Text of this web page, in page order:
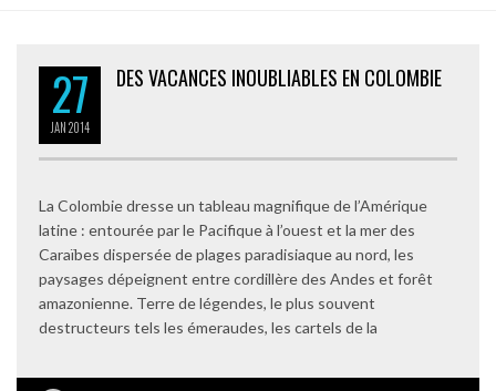
27
JAN2014
DES VACANCES INOUBLIABLES EN COLOMBIE
La Colombie dresse un tableau magnifique de l’Amérique
latine : entourée par le Pacifique à l’ouest et la mer des
Caraïbes dispersée de plages paradisiaque au nord, les
paysages dépeignent entre cordillère des Andes et forêt
amazonienne. Terre de légendes, le plus souvent
destructeurs tels les émeraudes, les cartels de la